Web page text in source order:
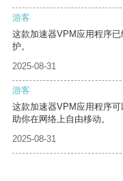
游客
这款加速器VPM应用程序
护。
2025-08-31
游客
这款加速器VPM应用程序
助你在网络上自由移动。
2025-08-31